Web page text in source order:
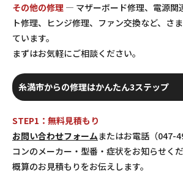
その他の修理 — マザーボード修理、電源関
ト修理、ヒンジ修理、ファン交換など、さ
ています。
まずはお気軽にご相談ください。
糸満市からの修理はかんたん3ステップ
STEP1：無料見積もり
お問い合わせフォームまたはお電話（047-
コンのメーカー・型番・症状をお知らせくだ
概算のお見積もりをお伝えします。